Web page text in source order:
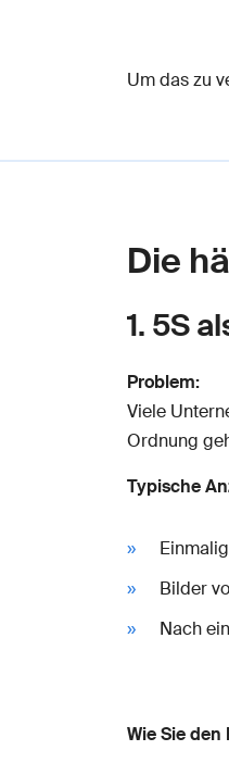
Um das zu
Die
1. 5S
Problem:
Viele
Ordnung
Typische
Bilder
Nach
Wie Sie